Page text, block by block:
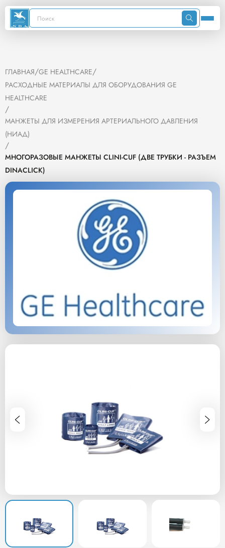
ГЛАВНАЯ/GE HEALTHCARE/
РАСХОДНЫЕ МАТЕРИАЛЫ ДЛЯ ОБОРУДОВАНИЯ GE
HEALTHCARE
/
МАНЖЕТЫ ДЛЯ ИЗМЕРЕНИЯ АРТЕРИАЛЬНОГО ДАВЛЕНИЯ
(НИАД)
/
МНОГОРАЗОВЫЕ МАНЖЕТЫ CLINI-CUF (ДВЕ ТРУБКИ - РАЗЪЕМ
DINACLICK)